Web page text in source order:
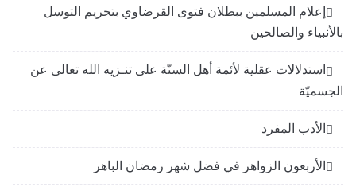
إعلام المسلمين ببطلان فتوى القرضاوي بتحريم التوسل
بالأنبياء والصالحين
استدلالات عقلية لأئمة أهل السنّة على تنـزيه الله تعالى عن
الجسميّة
الأدب المفرد
الأربعون الزواهر في فضل شهر رمضان الباهر